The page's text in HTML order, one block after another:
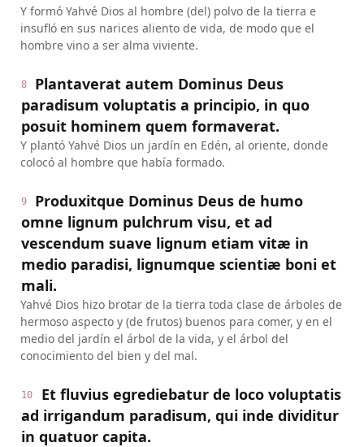
Y formó Yahvé Dios al hombre (del) polvo de la tierra e
insufló en sus narices aliento de vida, de modo que el
hombre vino a ser alma viviente.
8
Plantaverat autem Dominus Deus
paradisum voluptatis a principio, in quo
posuit hominem quem formaverat.
Y plantó Yahvé Dios un jardín en Edén, al oriente, donde
colocó al hombre que había formado.
9
Produxitque Dominus Deus de humo
omne lignum pulchrum visu, et ad
vescendum suave lignum etiam vitæ in
medio paradisi, lignumque scientiæ boni et
mali.
Yahvé Dios hizo brotar de la tierra toda clase de árboles de
hermoso aspecto y (de frutos) buenos para comer, y en el
medio del jardín el árbol de la vida, y el árbol del
conocimiento del bien y del mal.
10
Et fluvius egrediebatur de loco voluptatis
ad irrigandum paradisum, qui inde dividitur
in quatuor capita.